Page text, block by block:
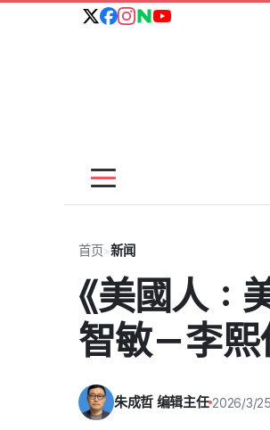
首页>新闻
《美國人：
智敏－李熙
朱成哲 编辑主任 2026/3/